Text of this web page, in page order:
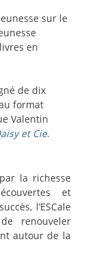
sur le
en
de dix
format
Valentin
et Cie.
la richesse
et
l’ESCale
renouveler
autour de la